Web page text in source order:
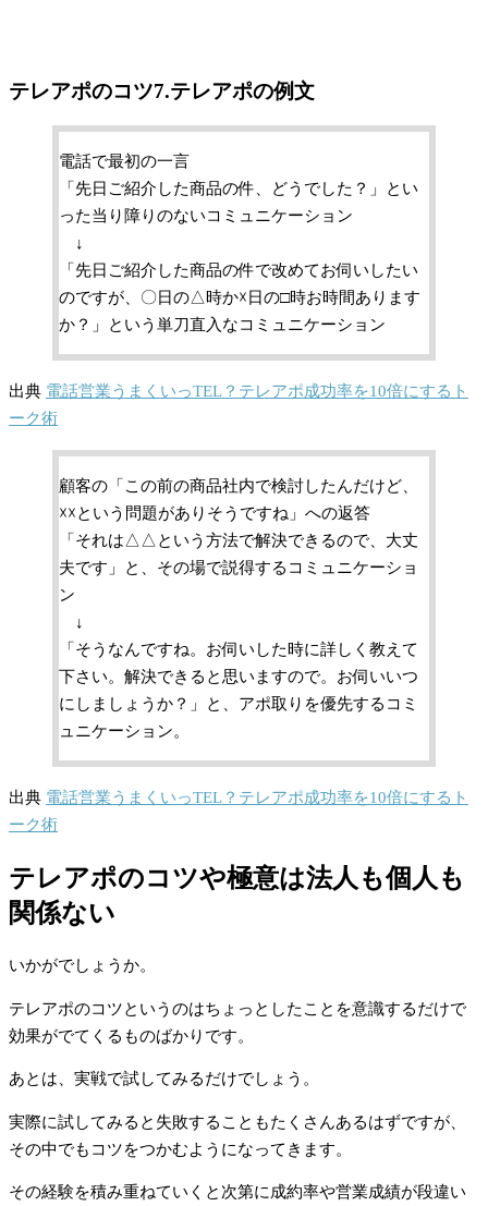
テレアポのコツ7.テレアポの例文
電話で最初の一言
「先日ご紹介した商品の件、どうでした？」とい
った当り障りのないコミュニケーション
↓
「先日ご紹介した商品の件で改めてお伺いしたい
のですが、〇日の△時か☓日の□時お時間あります
か？」という単刀直入なコミュニケーション
出典 電話営業うまくいっTEL？テレアポ成功率を10倍にするト
ーク術
顧客の「この前の商品社内で検討したんだけど、
☓☓という問題がありそうですね」への返答
「それは△△という方法で解決できるので、大丈
夫です」と、その場で説得するコミュニケーショ
ン
↓
「そうなんですね。お伺いした時に詳しく教えて
下さい。解決できると思いますので。お伺いいつ
にしましょうか？」と、アポ取りを優先するコミ
ュニケーション。
出典 電話営業うまくいっTEL？テレアポ成功率を10倍にするト
ーク術
テレアポのコツや極意は法人も個人も
関係ない
いかがでしょうか。
テレアポのコツというのはちょっとしたことを意識するだけで
効果がでてくるものばかりです。
あとは、実戦で試してみるだけでしょう。
実際に試してみると失敗することもたくさんあるはずですが、
その中でもコツをつかむようになってきます。
その経験を積み重ねていくと次第に成約率や営業成績が段違い